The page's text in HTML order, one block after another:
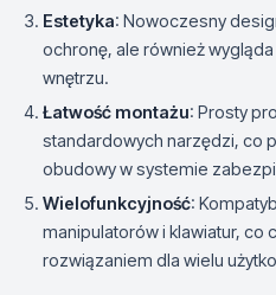
Estetyka: Nowoczesny
ochronę, ale również
wnętrzu.
Łatwość montażu: Prosty
standardowych narzędzi, co
obudowy w systemie
Wielofunkcyjność:
manipulatorów i klawiatur, co
rozwiązaniem dla wielu